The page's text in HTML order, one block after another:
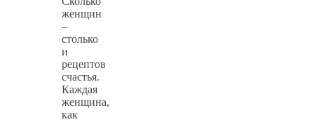
женщин
–
столько
и
рецептов
счастья.
Каждая
женщина,
как